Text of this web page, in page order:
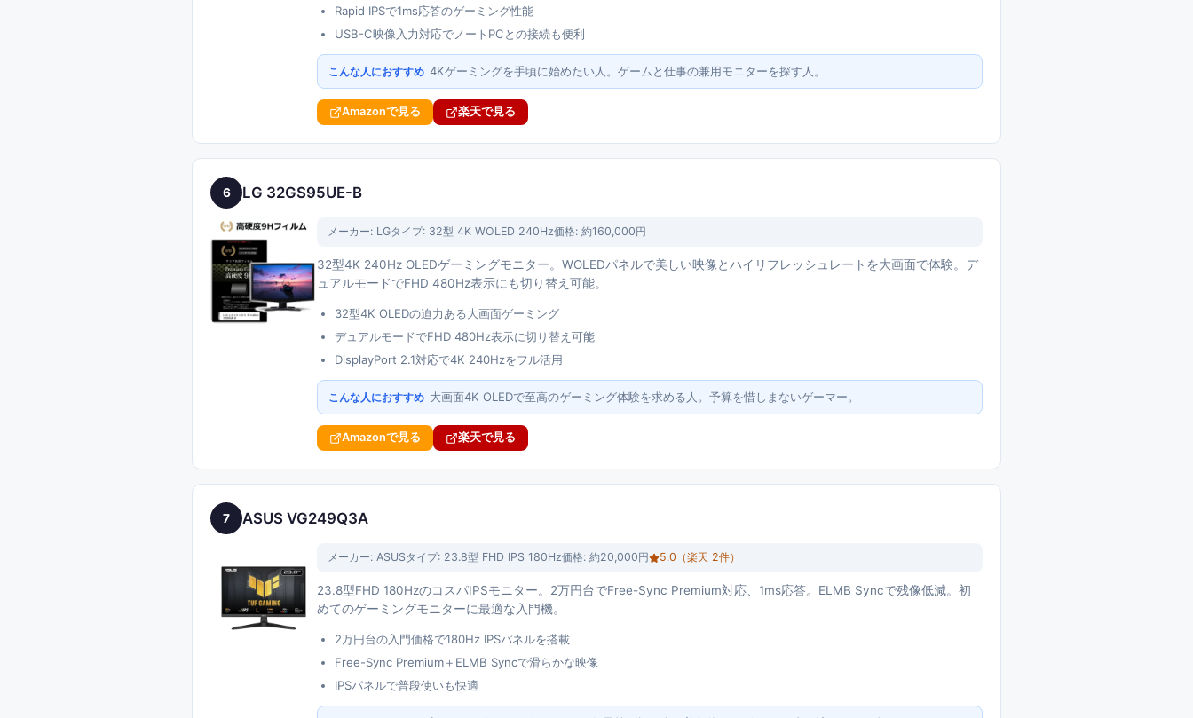
Rapid IPSで1ms応答のゲーミング性能
USB-C映像入力対応でノートPCとの接続も便利
こんな人におすすめ 4Kゲーミングを手頃に始めたい人。ゲームと仕事の兼用モニターを探す人。
Amazonで見る 楽天で見る
6 LG 32GS95UE-B
メーカー: LGタイプ: 32型 4K WOLED 240Hz価格: 約160,000円
32型4K 240Hz OLEDゲーミングモニター。WOLEDパネルで美しい映像とハイリフレッシュレートを大画面で体験。デ
ュアルモードでFHD 480Hz表示にも切り替え可能。
32型4K OLEDの迫力ある大画面ゲーミング
デュアルモードでFHD 480Hz表示に切り替え可能
DisplayPort 2.1対応で4K 240Hzをフル活用
こんな人におすすめ 大画面4K OLEDで至高のゲーミング体験を求める人。予算を惜しまないゲーマー。
Amazonで見る 楽天で見る
7 ASUS VG249Q3A
メーカー: ASUSタイプ: 23.8型 FHD IPS 180Hz価格: 約20,000円 5.0 （楽天 2件）
23.8型FHD 180HzのコスパIPSモニター。2万円台でFree-Sync Premium対応、1ms応答。ELMB Syncで残像低減。初
めてのゲーミングモニターに最適な入門機。
2万円台の入門価格で180Hz IPSパネルを搭載
Free-Sync Premium＋ELMB Syncで滑らかな映像
IPSパネルで普段使いも快適